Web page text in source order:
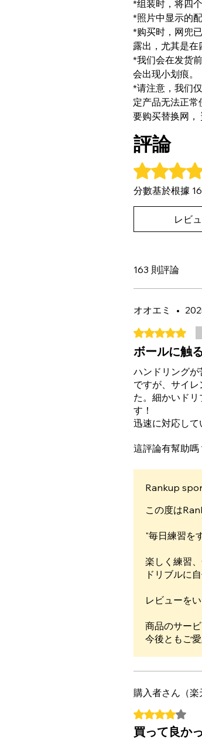
*组装时，将四
*照片中显示的
*购买时，网兜
露出，尤其是在
*我们会在发货
会出现小划痕。
*请注意，我们
定产品无法正常
要购买替换网，
評論
評等為 4.7（最
分數基於根據
レビ
163 則評論
オオエミ •
評等為 5（最高
ボールに触
ハンドリングが
ですが、サイ
た。細かいド
す！
迅速に対応して
這評論有幫助嗎
Rankup
この度は
"毎日練習を
楽しく練習
ドリブルに
レビューを
商品のサー
今後ともご
購入者さん（楽
評等為 4（最高
買って良か